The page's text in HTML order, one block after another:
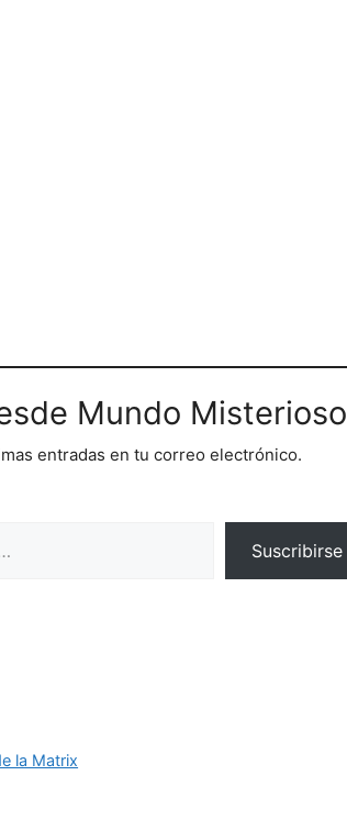
Mundo Misterioso
entradas en tu correo electrónico.
Suscribirse
la Matrix